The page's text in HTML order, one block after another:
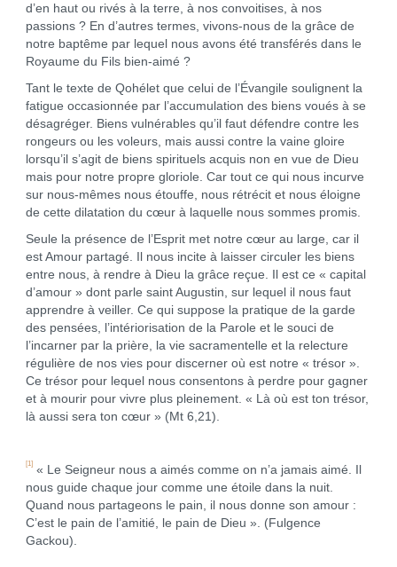
d’en haut ou rivés à la terre, à nos convoitises, à nos
passions ? En d’autres termes, vivons-nous de la grâce de
notre baptême par lequel nous avons été transférés dans le
Royaume du Fils bien-aimé ?
Tant le texte de Qohélet que celui de l’Évangile soulignent la
fatigue occasionnée par l’accumulation des biens voués à se
désagréger. Biens vulnérables qu’il faut défendre contre les
rongeurs ou les voleurs, mais aussi contre la vaine gloire
lorsqu’il s’agit de biens spirituels acquis non en vue de Dieu
mais pour notre propre gloriole. Car tout ce qui nous incurve
sur nous-mêmes nous étouffe, nous rétrécit et nous éloigne
de cette dilatation du cœur à laquelle nous sommes promis.
Seule la présence de l’Esprit met notre cœur au large, car il
est Amour partagé. Il nous incite à laisser circuler les biens
entre nous, à rendre à Dieu la grâce reçue. Il est ce « capital
d’amour » dont parle saint Augustin, sur lequel il nous faut
apprendre à veiller. Ce qui suppose la pratique de la garde
des pensées, l’intériorisation de la Parole et le souci de
l’incarner par la prière, la vie sacramentelle et la relecture
régulière de nos vies pour discerner où est notre « trésor ».
Ce trésor pour lequel nous consentons à perdre pour gagner
et à mourir pour vivre plus pleinement. « Là où est ton trésor,
là aussi sera ton cœur » (Mt 6,21).
[1]« Le Seigneur nous a aimés comme on n’a jamais aimé. Il
nous guide chaque jour comme une étoile dans la nuit.
Quand nous partageons le pain, il nous donne son amour :
C’est le pain de l’amitié, le pain de Dieu ». (Fulgence
Gackou).